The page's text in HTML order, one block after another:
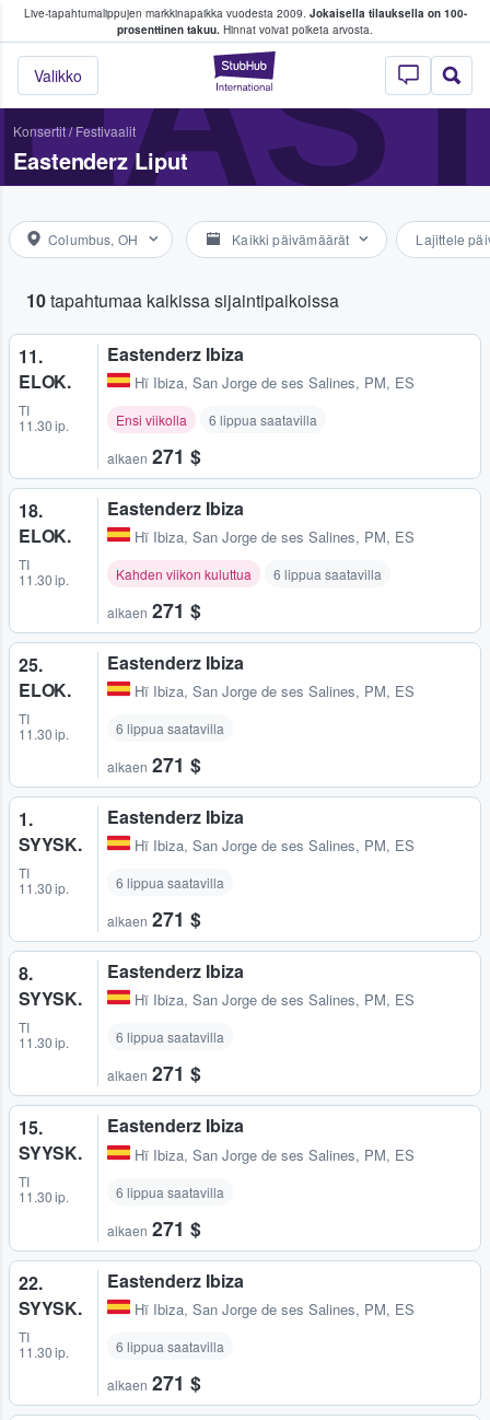
Live-tapahtumalippujen markkinapaikka vuodesta 2009. Jokaisella tilauksella on 100-
prosenttinen takuu. Hinnat voivat poiketa arvosta.
StubHub -
Valikko
fanit ostavat ja myyvät lippuja
Konsertit/Festivaalit
Eastenderz Liput
Columbus, OH Kaikki päivämäärät Lajittele
10tapahtumaa kaikissa sijaintipaikoissa
11.
ELOK.
TI
11.30 ip.
Eastenderz Ibiza
Hï Ibiza, San Jorge de ses Salines, PM, ES
Ensi viikolla 6 lippua saatavilla
alkaen 271 $
18.
ELOK.
TI
11.30 ip.
Eastenderz Ibiza
Hï Ibiza, San Jorge de ses Salines, PM, ES
Kahden viikon kuluttua 6 lippua saatavilla
alkaen 271 $
25.
ELOK.
TI
11.30 ip.
Eastenderz Ibiza
Hï Ibiza, San Jorge de ses Salines, PM, ES
6 lippua saatavilla
alkaen 271 $
1.
SYYSK.
TI
11.30 ip.
Eastenderz Ibiza
Hï Ibiza, San Jorge de ses Salines, PM, ES
6 lippua saatavilla
alkaen 271 $
8.
SYYSK.
TI
11.30 ip.
Eastenderz Ibiza
Hï Ibiza, San Jorge de ses Salines, PM, ES
6 lippua saatavilla
alkaen 271 $
15.
SYYSK.
TI
11.30 ip.
Eastenderz Ibiza
Hï Ibiza, San Jorge de ses Salines, PM, ES
6 lippua saatavilla
alkaen 271 $
22.
SYYSK.
TI
11.30 ip.
Eastenderz Ibiza
Hï Ibiza, San Jorge de ses Salines, PM, ES
6 lippua saatavilla
alkaen 271 $